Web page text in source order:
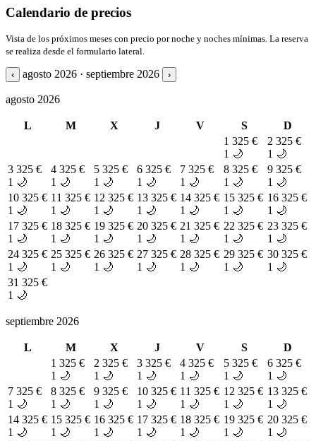
Calendario de precios
Vista de los próximos meses con precio por noche y noches mínimas. La reserva
se realiza desde el formulario lateral.
‹ agosto 2026 · septiembre 2026 ›
agosto 2026
L M X J V S
D
1 325 €
1 🌙
2 325 €
1 🌙
3 325 €
1 🌙
4 325 €
1 🌙
5 325 €
1 🌙
6 325 €
1 🌙
7 325 €
1 🌙
8 325 €
1 🌙
9 325 €
1 🌙
10 325 €
1 🌙
11 325 €
1 🌙
12 325 €
1 🌙
13 325 €
1 🌙
14 325 €
1 🌙
15 325 €
1 🌙
16 325 €
1 🌙
17 325 €
1 🌙
18 325 €
1 🌙
19 325 €
1 🌙
20 325 €
1 🌙
21 325 €
1 🌙
22 325 €
1 🌙
23 325 €
1 🌙
24 325 €
1 🌙
25 325 €
1 🌙
26 325 €
1 🌙
27 325 €
1 🌙
28 325 €
1 🌙
29 325 €
1 🌙
30 325 €
1 🌙
31 325 €
1 🌙
septiembre 2026
L M X J V S
D
1 325 €
1 🌙
2 325 €
1 🌙
3 325 €
1 🌙
4 325 €
1 🌙
5 325 €
1 🌙
6 325 €
1 🌙
7 325 €
1 🌙
8 325 €
1 🌙
9 325 €
1 🌙
10 325 €
1 🌙
11 325 €
1 🌙
12 325 €
1 🌙
13 325 €
1 🌙
14 325 €
1 🌙
15 325 €
1 🌙
16 325 €
1 🌙
17 325 €
1 🌙
18 325 €
1 🌙
19 325 €
1 🌙
20 325 €
1 🌙